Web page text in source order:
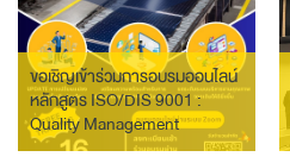
ขอเชิญเข้าร่วมการอบรมออนไลน์
หลักสูตร ISO/DIS 9001 :
Quality Management
Systems